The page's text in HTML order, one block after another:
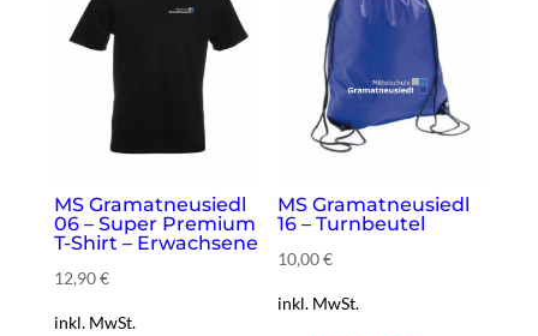
MS Gramatneusiedl
06 – Super Premium
T-Shirt – Erwachsene
12,90€
inkl. MwSt.
MS Gramatneusiedl
16 – Turnbeutel
10,00€
inkl. MwSt.